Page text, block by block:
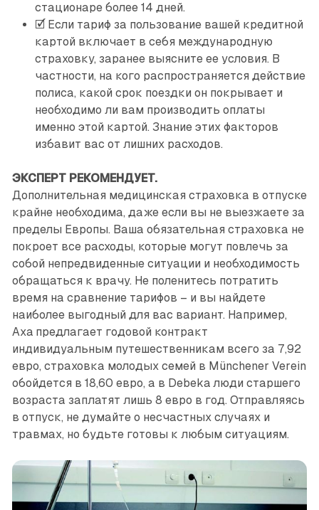
стационаре более 14 дней.
🗹 Если тариф за пользование вашей кредитной
картой включает в себя международную
страховку, заранее выясните ее условия. В
частности, на кого распространяется действие
полиса, какой срок поездки он покрывает и
необходимо ли вам производить оплаты
именно этой картой. Знание этих факторов
избавит вас от лишних расходов.
ЭКСПЕРТ РЕКОМЕНДУЕТ.
Дополнительная медицинская страховка в отпуске
крайне необходима, даже если вы не выезжаете за
пределы Европы. Ваша обязательная страховка не
покроет все расходы, которые могут повлечь за
собой непредвиденные ситуации и необходимость
обращаться к врачу. Не поленитесь потратить
время на сравнение тарифов – и вы найдете
наиболее выгодный для вас вариант. Например,
Axa предлагает годовой контракт
индивидуальным путешественникам всего за 7,92
евро, страховка молодых семей в Münchener Verein
обойдется в 18,60 евро, а в Debeka люди старшего
возраста заплатят лишь 8 евро в год. Отправляясь
в отпуск, не думайте о несчастных случаях и
травмах, но будьте готовы к любым ситуациям.